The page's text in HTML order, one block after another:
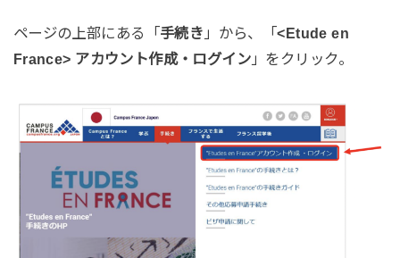
ページの上部にある「手続き 」から、「<Etude en
France> アカウント作成・ログイン 」をクリック。